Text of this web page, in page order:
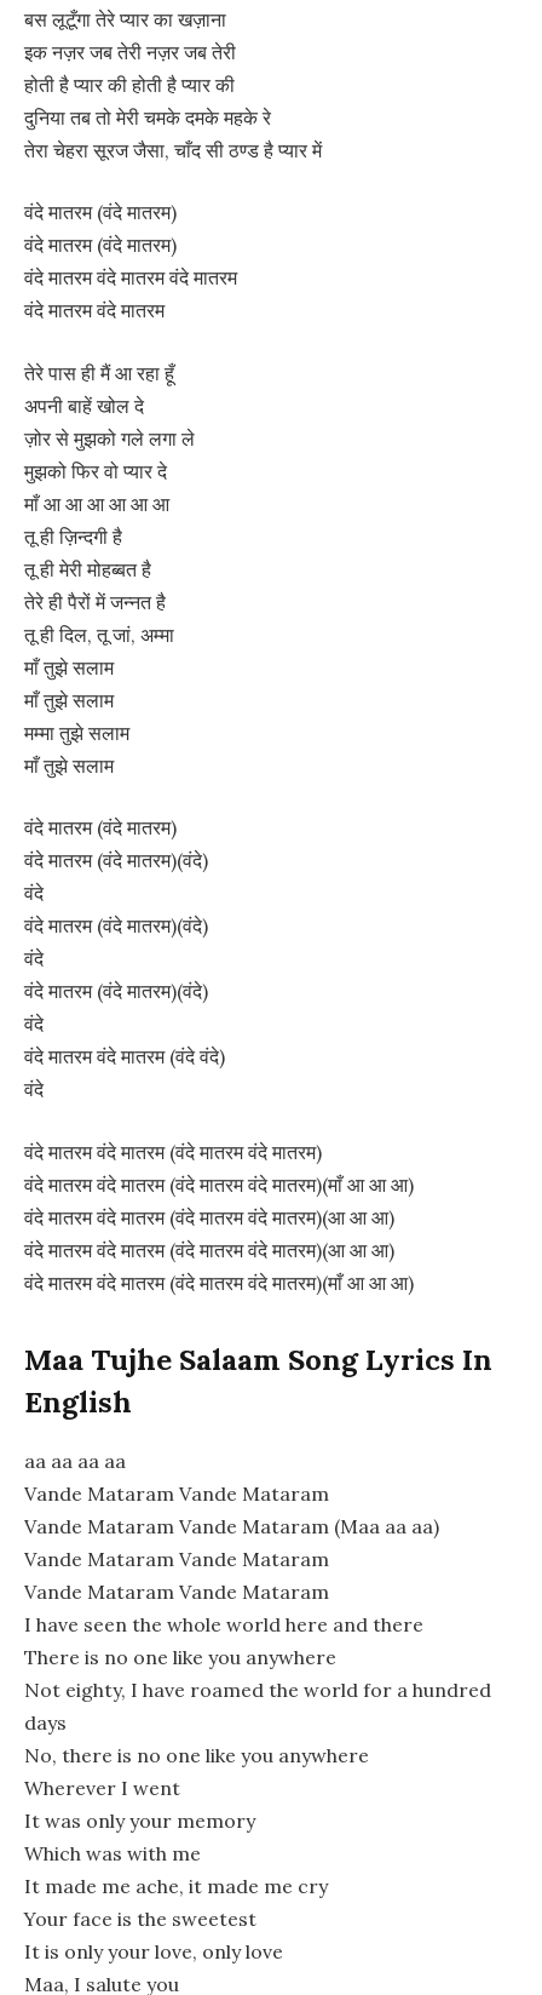
बस लूटूँगा तेरे प्यार का खज़ाना
इक नज़र जब तेरी नज़र जब तेरी
होती है प्यार की होती है प्यार की
दुनिया तब तो मेरी चमके दमके महके रे
तेरा चेहरा सूरज जैसा, चाँद सी ठण्ड है प्यार में
वंदे मातरम (वंदे मातरम)
वंदे मातरम (वंदे मातरम)
वंदे मातरम वंदे मातरम वंदे मातरम
वंदे मातरम वंदे मातरम
तेरे पास ही मैं आ रहा हूँ
अपनी बाहें खोल दे
ज़ोर से मुझको गले लगा ले
मुझको फिर वो प्यार दे
माँ आ आ आ आ आ आ
तू ही ज़िन्दगी है
तू ही मेरी मोहब्बत है
तेरे ही पैरों में जन्नत है
तू ही दिल, तू जां, अम्मा
माँ तुझे सलाम
माँ तुझे सलाम
मम्मा तुझे सलाम
माँ तुझे सलाम
वंदे मातरम (वंदे मातरम)
वंदे मातरम (वंदे मातरम)(वंदे)
वंदे
वंदे मातरम (वंदे मातरम)(वंदे)
वंदे
वंदे मातरम (वंदे मातरम)(वंदे)
वंदे
वंदे मातरम वंदे मातरम (वंदे वंदे)
वंदे
वंदे मातरम वंदे मातरम (वंदे मातरम वंदे मातरम)
वंदे मातरम वंदे मातरम (वंदे मातरम वंदे मातरम)(माँ आ आ आ)
वंदे मातरम वंदे मातरम (वंदे मातरम वंदे मातरम)(आ आ आ)
वंदे मातरम वंदे मातरम (वंदे मातरम वंदे मातरम)(आ आ आ)
वंदे मातरम वंदे मातरम (वंदे मातरम वंदे मातरम)(माँ आ आ आ)
Maa Tujhe Salaam Song Lyrics In
English
aa aa aa aa
Vande Mataram Vande Mataram
Vande Mataram Vande Mataram (Maa aa aa)
Vande Mataram Vande Mataram
Vande Mataram Vande Mataram
I have seen the whole world here and there
There is no one like you anywhere
Not eighty, I have roamed the world for a hundred
days
No, there is no one like you anywhere
Wherever I went
It was only your memory
Which was with me
It made me ache, it made me cry
Your face is the sweetest
It is only your love, only love
Maa, I salute you